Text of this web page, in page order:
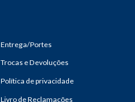
Entrega/Portes
Trocas e Devoluções
Política de privacidade
Livro de Reclamações